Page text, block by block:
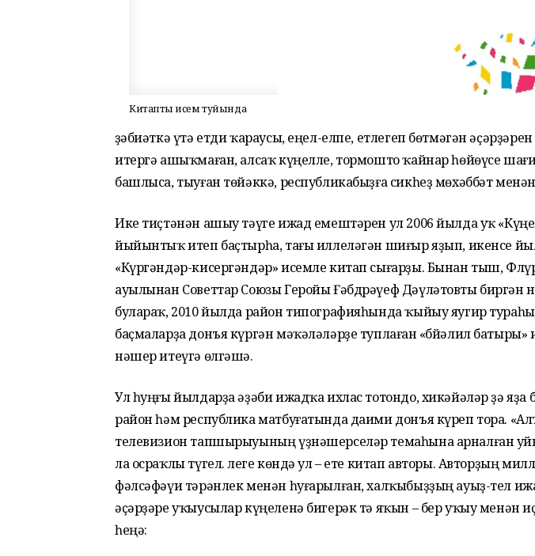
Китаптың исем туйында
Әҙәбиәткә үтә етди ҡараусы, еңел-елпе, етлегеп бөтмәгән
итергә ашыҡмаған, алсаҡ күңелле, тормошто ҡайнар һөйөүсе
башлыса, тыуған төйәккә, республикабыҙға сик­һеҙ мөхәббәт
Ике тиҫтәнән ашыу тәүге ижад емештәрен ул 2006 йылда уҡ
йыйынтыҡ итеп баҫтырһа, тағы иллеләгән шиғыр яҙып, икенсе
«Күргәндәр-кисергәндәр» исемле китап сығарҙы. Бынан тыш,
ауылынан Советтар Союзы Геройы Ғәбдрәүеф Дәүләтовты биргән
булараҡ, 2010 йылда район типографияһында ҡыйыу яугир
баҫмаларҙа донъя күргән мәҡәләләрҙе туплаған «Әбйәлил
нәшер итеүгә өлгәшә.
Ул һуңғы йылдарҙа әҙәби ижадҡа ихлас тотондо, хикәйәләр ҙә яҙа
район һәм республика матбуғатында даими донъя күреп тора.
телевизион тапшырыуының үҙнәшерселәр темаһына арналған
ла осраҡлы түгел. Әлеге көндә ул – ете китап авторы. Авторҙың
фәлсәфәүи тәрәнлек менән һуғарылған, халҡыбыҙҙың ауыҙ-тел
әҫәрҙәре уҡыусылар күңеленә бигерәк тә яҡын – бер уҡыу менән
һеңә: